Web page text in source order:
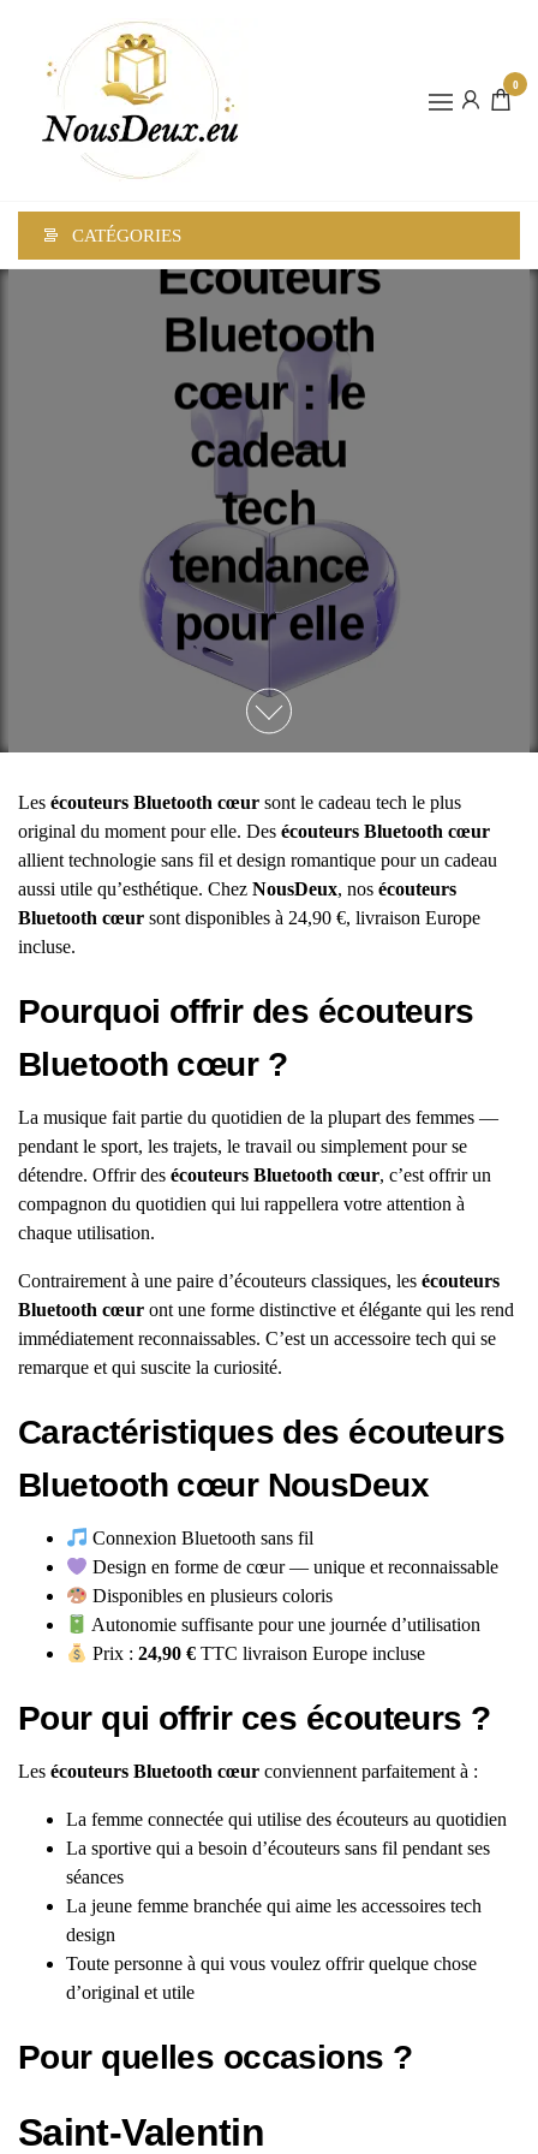
0
CATÉGORIES
Écouteurs
Bluetooth
cœur : le
cadeau
tech
tendance
pour elle
Les écouteurs Bluetooth cœur sont le cadeau tech le plus
original du moment pour elle. Des écouteurs Bluetooth cœur
allient technologie sans fil et design romantique pour un cadeau
aussi utile qu’esthétique. Chez NousDeux, nos écouteurs
Bluetooth cœur sont disponibles à 24,90 €, livraison Europe
incluse.
Pourquoi offrir des écouteurs
Bluetooth cœur ?
La musique fait partie du quotidien de la plupart des femmes —
pendant le sport, les trajets, le travail ou simplement pour se
détendre. Offrir des écouteurs Bluetooth cœur, c’est offrir un
compagnon du quotidien qui lui rappellera votre attention à
chaque utilisation.
Contrairement à une paire d’écouteurs classiques, les écouteurs
Bluetooth cœur ont une forme distinctive et élégante qui les rend
immédiatement reconnaissables. C’est un accessoire tech qui se
remarque et qui suscite la curiosité.
Caractéristiques des écouteurs
Bluetooth cœur NousDeux
Connexion Bluetooth sans fil
Design en forme de cœur — unique et reconnaissable
Disponibles en plusieurs coloris
Autonomie suffisante pour une journée d’utilisation
Prix :24,90 € TTC livraison Europe incluse
Pour qui offrir ces écouteurs ?
Les écouteurs Bluetooth cœur conviennent parfaitement à :
La femme connectée qui utilise des écouteurs au quotidien
La sportive qui a besoin d’écouteurs sans fil pendant ses
séances
La jeune femme branchée qui aime les accessoires tech
design
Toute personne à qui vous voulez offrir quelque chose
d’original et utile
Pour quelles occasions ?
Saint-Valentin